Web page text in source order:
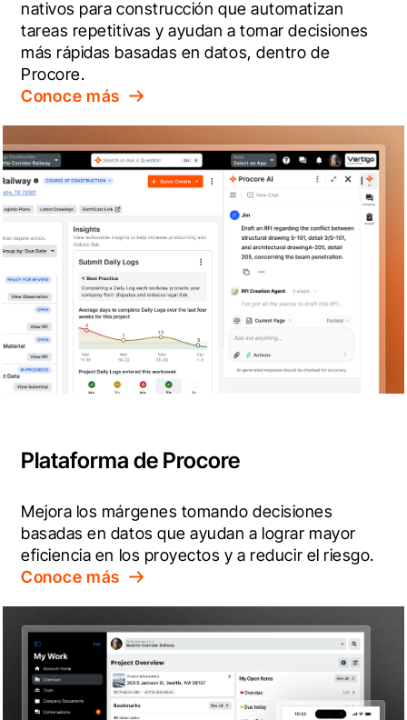
nativos para construcción que automatizan
tareas repetitivas y ayudan a tomar decisiones
más rápidas basadas en datos, dentro de
Procore.
Conoce más
Plataforma de Procore
Mejora los márgenes tomando decisiones
basadas en datos que ayudan a lograr mayor
eficiencia en los proyectos y a reducir el riesgo.
Conoce más